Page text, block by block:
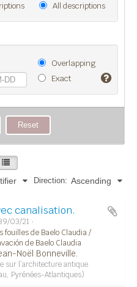
All descriptions
Overlapping
Exact
Direction: Ascending
canalisation.
03/21
fouilles de Baelo Claudia /
de Baelo Claudia
Noël Bonneville.
sur l’architecture antique
Pyrénées-Atlantiques)